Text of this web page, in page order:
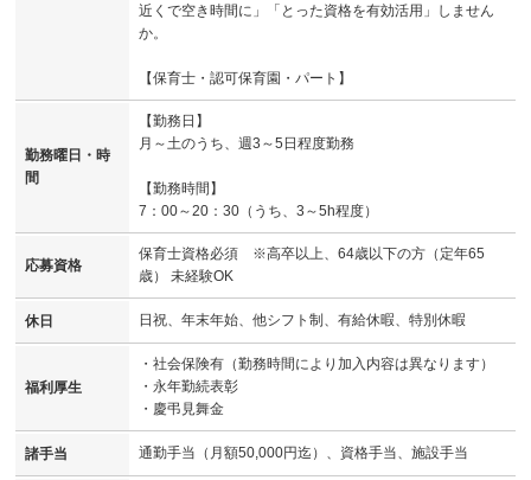
近くで空き時間に」「とった資格を有効活用」しません
か。
【保育士・認可保育園・パート】
勤務曜日・時
間
【勤務日】
月～土のうち、週3～5日程度勤務
【勤務時間】
7：00～20：30（うち、3～5h程度）
応募資格
保育士資格必須 ※高卒以上、64歳以下の方（定年65
歳） 未経験OK
休日 日祝、年末年始、他シフト制、有給休暇、特別休暇
福利厚生
・社会保険有（勤務時間により加入内容は異なります）
・永年勤続表彰
・慶弔見舞金
諸手当 通勤手当（月額50,000円迄）、資格手当、施設手当